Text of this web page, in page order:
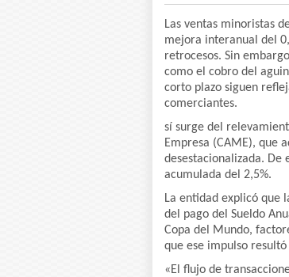
Las ventas minoristas
mejora interanual del
retrocesos. Sin
como el cobro del
corto plazo siguen
comerciantes.
sí surge del
Empresa (CAME), que
desestacionalizada.
acumulada del 2,5%.
La entidad explicó que
del pago del Sueldo
Copa del Mundo,
que ese impulso
«El flujo de